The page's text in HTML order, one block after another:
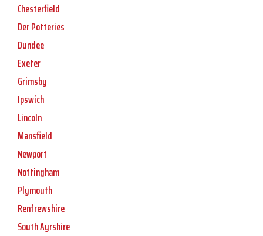
Chesterfield
Der Potteries
Dundee
Exeter
Grimsby
Ipswich
Lincoln
Mansfield
Newport
Nottingham
Plymouth
Renfrewshire
South Ayrshire